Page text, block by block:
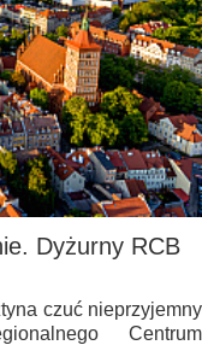
Dyżurny RCB
czuć nieprzyjemny
Centrum